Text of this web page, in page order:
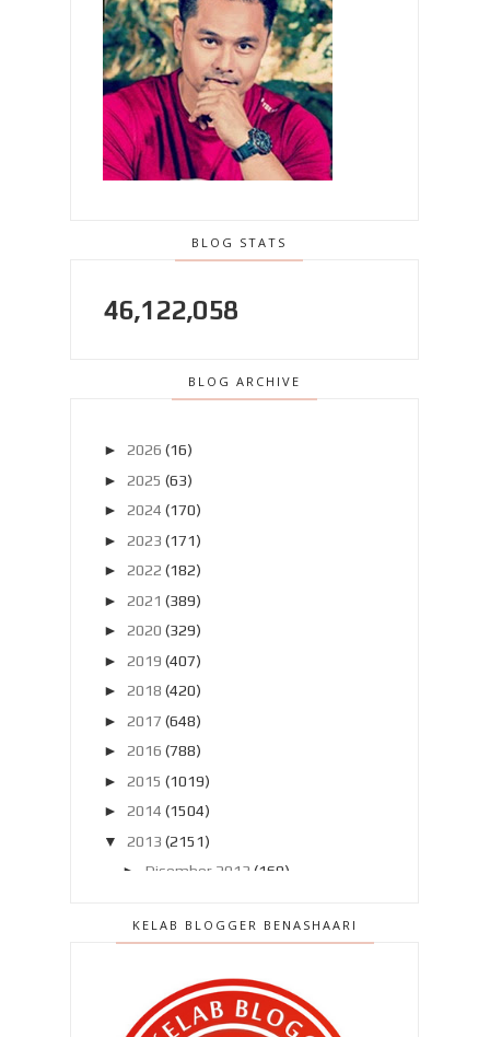
BLOG STATS
46,122,058
BLOG ARCHIVE
► 2026 (16)
► 2025 (63)
► 2024 (170)
► 2023 (171)
► 2022 (182)
► 2021 (389)
► 2020 (329)
► 2019 (407)
► 2018 (420)
► 2017 (648)
► 2016 (788)
► 2015 (1019)
► 2014 (1504)
▼
2013 (2151)
► Disember 2013 (169)
►Oktober 2013 (160)
Ogos 2013(182)
Bila Ammar datang ..
KELAB BLOGGER BENASHAARI